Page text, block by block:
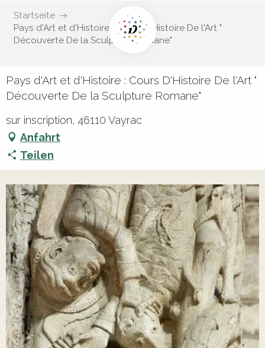
Startseite
Pays d'Art et d'Histoire : Cours D'Histoire De l'Art "
Découverte De la Sculpture Romane"
Pays d'Art et d'Histoire : Cours D'Histoire De l'Art "
Découverte De la Sculpture Romane"
sur inscription, 46110 Vayrac
Anfahrt
Teilen